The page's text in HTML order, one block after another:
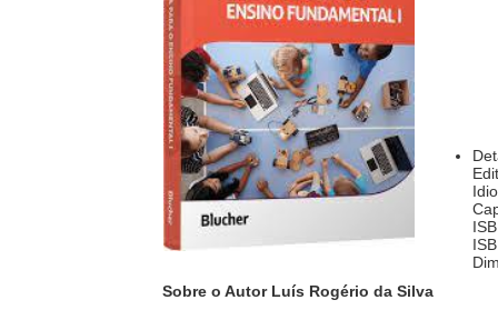
Sobre o Autor Luís Rogério da Silva